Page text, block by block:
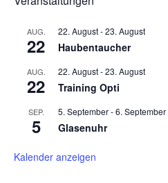
AUG.
22
22. August-23. August
Haubentaucher
AUG.
22
22. August-23. August
Training Opti
SEP.
5
5. September-6. September
Glasenuhr
Kalender anzeigen